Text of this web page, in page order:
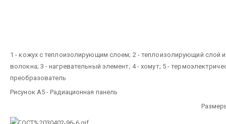
1 - кожух с теплоизолирующим слоем; 2 - теплоизолирующий слой
волокна; 3 - нагревательный элемент; 4 - хомут; 5 -
преобразователь
Рисунок А5 - Радиационная панель